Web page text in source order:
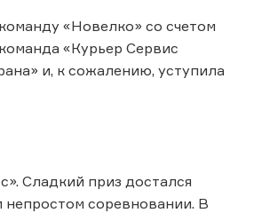
«Новелко» со счетом
«Курьер Сервис
и, к сожалению, уступила
Сладкий приз достался
соревновании. В